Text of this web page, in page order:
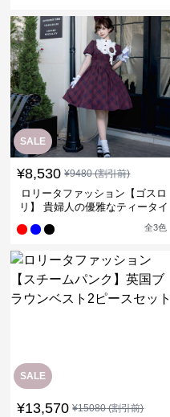
SALE
¥8,530 ¥9480(割引前)
ロリータファッション【ゴスロ
リ】 貴婦人の優雅なティータイ
全3色
SALE
¥13,570 ¥15080(割引前)